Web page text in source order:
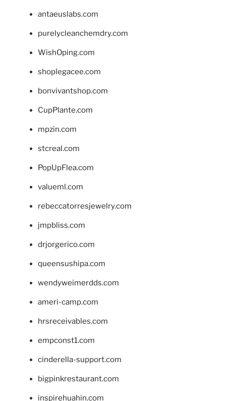
antaeuslabs.com
purelycleanchemdry.com
WishOping.com
shoplegacee.com
bonvivantshop.com
CupPlante.com
mpzin.com
stcreal.com
PopUpFlea.com
valueml.com
rebeccatorresjewelry.com
jmpbliss.com
drjorgerico.com
queensushipa.com
wendyweimerdds.com
ameri-camp.com
hrsreceivables.com
empconst1.com
cinderella-support.com
bigpinkrestaurant.com
inspirehuahin.com